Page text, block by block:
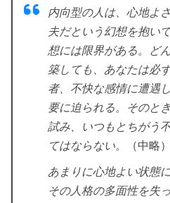
内向型の人は、心地よ
夫だという幻想を抱い
想には限界がある。ど
築しても、あなたは必
者、不快な感情に遭遇
要に迫られる。そのと
試み、いつもとちがう
てはならない。
（中略）
あまりに心地よい状態
その人格の多面性を失